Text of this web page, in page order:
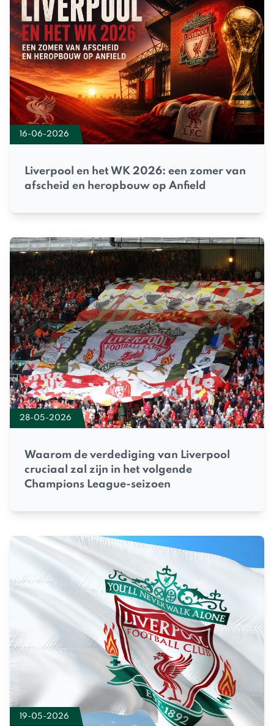
16-06-2026
Liverpool en het WK 2026: een zomer van
afscheid en heropbouw op Anfield
28-05-2026
Waarom de verdediging van Liverpool
cruciaal zal zijn in het volgende
Champions League-seizoen
19-05-2026